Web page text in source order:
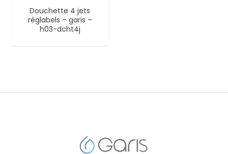
Douchette 4 jets
réglabels – garis –
h03-dcht4j